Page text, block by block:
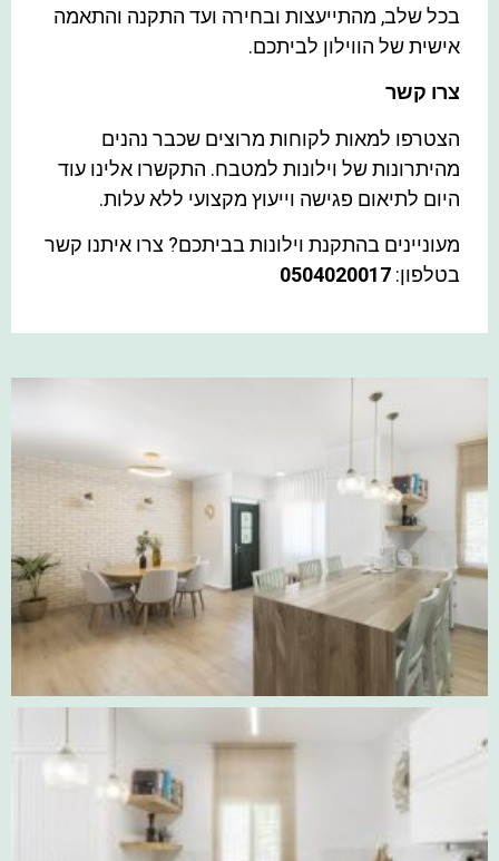
בכל שלב, מהתייעצות ובחירה ועד התקנה והתאמה
אישית של הווילון לביתכם.
צרו קשר
הצטרפו למאות לקוחות מרוצים שכבר נהנים
מהיתרונות של וילונות למטבח. התקשרו אלינו עוד
היום לתיאום פגישה וייעוץ מקצועי ללא עלות.
מעוניינים בהתקנת וילונות בביתכם? צרו איתנו קשר
בטלפון: 0504020017